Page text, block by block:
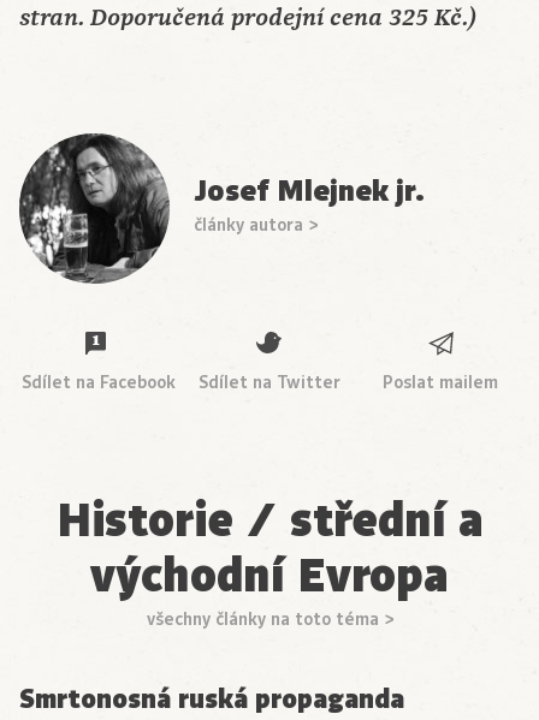
stran. Doporučená prodejní cena 325 Kč.)
Josef Mlejnek jr.
články autora >
Sdílet na Facebook Sdílet na Twitter Poslat mailem
Historie / střední a
východní Evropa
všechny články na toto téma >
Smrtonosná ruská propaganda